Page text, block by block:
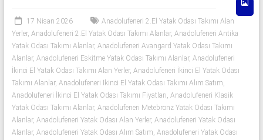
17 Nisan 2026
Anadolufeneri 2.El Yatak Odası Takımı Alan
Yerler, Anadolufeneri 2.El Yatak Odası Takımı Alanlar, Anadolufeneri Antika
Yatak Odası Takımı Alanlar, Anadolufeneri Avangard Yatak Odası Takımı
Alanlar, Anadolufeneri Eskitme Yatak Odası Takımı Alanlar, Anadolufeneri
İkinci El Yatak Odası Takımı Alan Yerler, Anadolufeneri İkinci El Yatak Odası
Takımı Alanlar, Anadolufeneri İkinci El Yatak Odası Takımı Alım Satım,
Anadolufeneri İkinci El Yatak Odası Takımı Fiyatları, Anadolufeneri Klasik
Yatak Odası Takımı Alanlar, Anadolufeneri Metebronz Yatak Odası Takımı
Alanlar, Anadolufeneri Yatak Odası Alan Yerler, Anadolufeneri Yatak Odası
Alanlar, Anadolufeneri Yatak Odası Alım Satım, Anadolufeneri Yatak Odası